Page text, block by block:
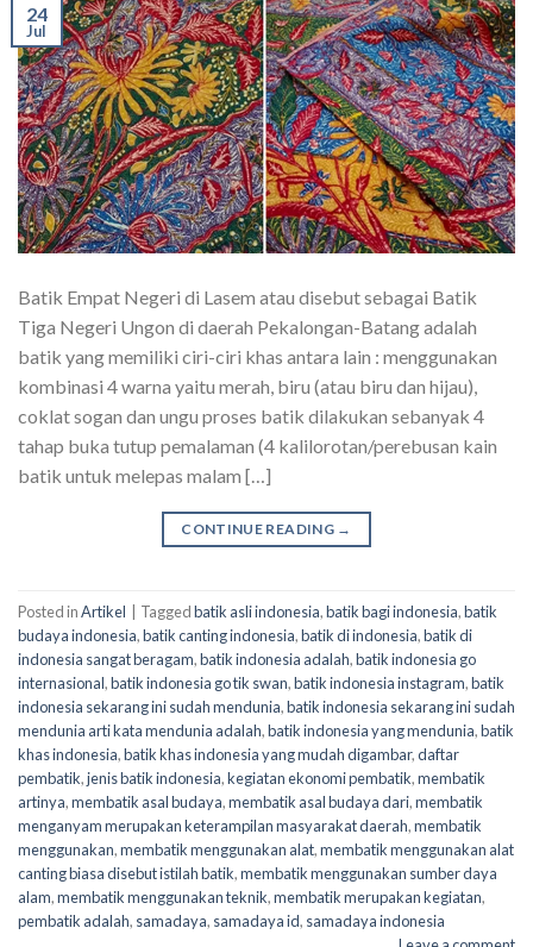
24
Jul
Batik Empat Negeri di Lasem atau disebut sebagai Batik
Tiga Negeri Ungon di daerah Pekalongan-Batang adalah
batik yang memiliki ciri-ciri khas antara lain : menggunakan
kombinasi 4 warna yaitu merah, biru (atau biru dan hijau),
coklat sogan dan ungu proses batik dilakukan sebanyak 4
tahap buka tutup pemalaman (4 kalilorotan/perebusan kain
batik untuk melepas malam […]
CONTINUE READING →
Posted inArtikel Taggedbatik asli indonesia,batik bagi indonesia,batik
budaya indonesia,batik canting indonesia,batik di indonesia,batik di
indonesia sangat beragam,batik indonesia adalah,batik indonesia go
internasional,batik indonesia go tik swan,batik indonesia instagram,batik
indonesia sekarang ini sudah mendunia,batik indonesia sekarang ini sudah
mendunia arti kata mendunia adalah,batik indonesia yang mendunia,batik
khas indonesia,batik khas indonesia yang mudah digambar,daftar
pembatik,jenis batik indonesia,kegiatan ekonomi pembatik,membatik
artinya,membatik asal budaya,membatik asal budaya dari,membatik
menganyam merupakan keterampilan masyarakat daerah,membatik
menggunakan,membatik menggunakan alat,membatik menggunakan alat
canting biasa disebut istilah batik,membatik menggunakan sumber daya
alam,membatik menggunakan teknik,membatik merupakan kegiatan,
pembatik adalah, samadaya, samadaya id, samadaya indonesia